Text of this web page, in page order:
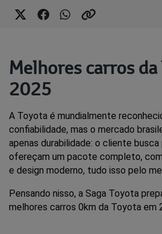
Melhores carros da
2025
A Toyota é mundialmente
confiabilidade, mas o mercado
apenas durabilidade: o cliente busca
ofereçam um pacote completo,
e design moderno, tudo isso pelo
Pensando nisso, a Saga Toyota
melhores carros 0km da Toyota em